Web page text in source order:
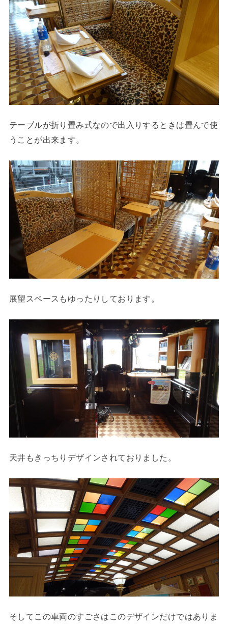
テーブルが折り畳み式なので出入りするときは畳んで使
うことが出来ます。
展望スペースもゆったりしております。
天井もきっちりデザインされておりました。
そしてこの車両のすごさはこのデザインだけではありま